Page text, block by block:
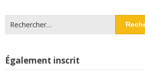
Rechercher :
Également inscrit